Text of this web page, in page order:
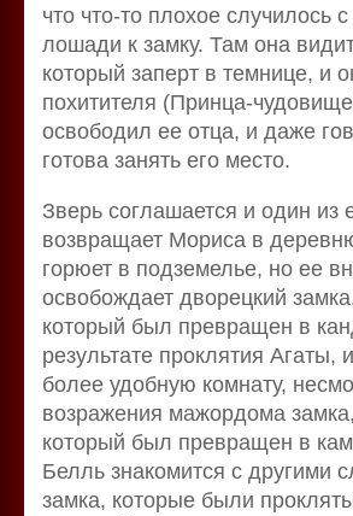
что что-то плохое случилось
лошади к замку. Там она
который заперт в темнице, и
похитителя (Принца-
освободил ее отца, и даже
готова занять его место.
Зверь соглашается и один из
возвращает Мориса в
горюет в подземелье, но ее
освобождает дворецкий
который был превращен в
результате проклятия Агаты,
более удобную комнату,
возражения мажордома
который был превращен в
Белль знакомится с другими
замка, которые были